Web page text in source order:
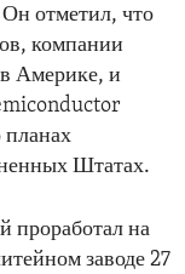
отметил, что
компании
Америке, и
Штатах.
проработал на
заводе 27